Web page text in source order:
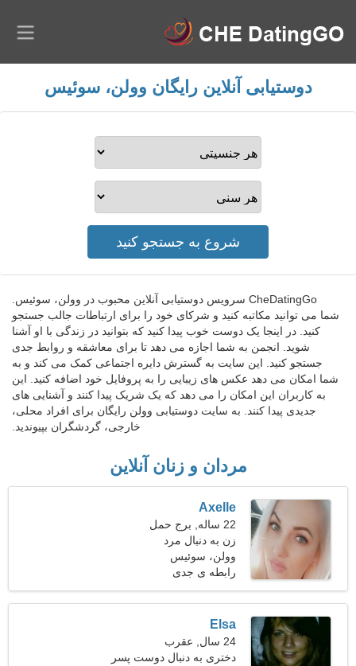
دوستیابی آنلاین رایگان وولن، سوئیس
CheDatingGo سرویس دوستیابی آنلاین محبوب در وولن، سوئیس.
شما می توانید مکاتبه کنید و شرکای خود را برای ارتباطات جالب جستجو
کنید. در اینجا یک دوست خوب پیدا کنید که بتوانید در زندگی با او آشنا
شوید. انجمن به شما اجازه می دهد تا برای معاشقه و روابط جدی
جستجو کنید. این سایت به گسترش دایره اجتماعی کمک می کند و به
شما امکان می دهد عکس های زیبایی را به پروفایل خود اضافه کنید. این
به کاربران این امکان را می دهد که یک شریک پیدا کنند و آشنایی های
جدیدی پیدا کنند. به سایت دوستیابی وولن رایگان برای افراد محلی،
خارجی، گردشگران بپیوندید.
مردان و زنان آنلاین
Axelle
22 ساله, برج حمل
زن به دنبال مرد
وولن، سوئیس
رابطه ی جدی
Elsa
24 سال, عقرب
دختری به دنبال دوست پسر